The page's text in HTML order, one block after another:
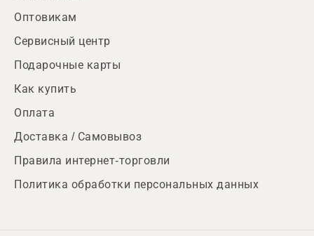
Оптовикам
Сервисный центр
Подарочные карты
Как купить
Оплата
Доставка / Самовывоз
Правила интернет-торговли
Политика обработки персональных данных